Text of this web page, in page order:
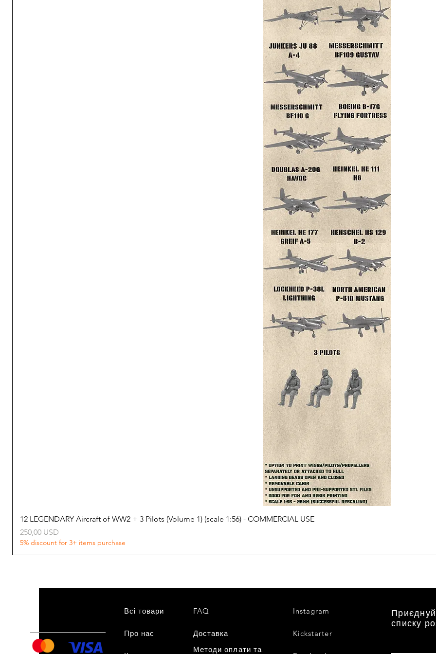
12 LEGENDARY Aircraft of WW2 + 3 Pilots (Volume 1) (scale 1:56) - COMMERCIAL USE
Ціна
250,00 USD
5% discount for 3+ items purchase
Всі товари
Про нас
FAQ
Доставка
Методи оплати та
Instagram
Kickstarter
списку